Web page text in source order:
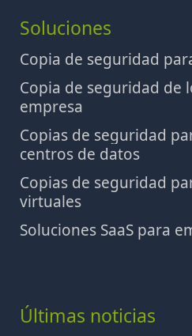
Soluciones
Copia de seguridad
Copia de seguridad de
empresa
Copias de seguridad
centros de datos
Copias de seguridad
virtuales
Soluciones SaaS para
Últimas noticias